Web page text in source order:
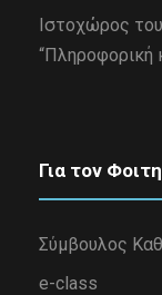
Iστοχώρος
“Πληροφορική
Για τον
Σύμβουλος
e-class